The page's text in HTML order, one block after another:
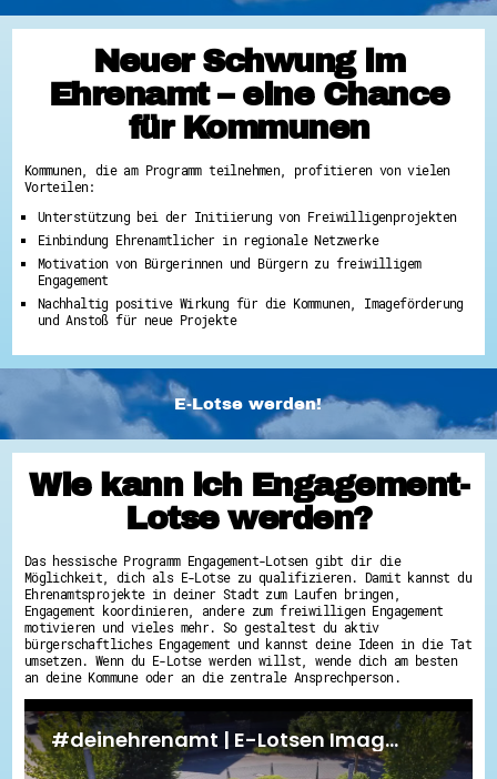
Neuer Schwung im
Ehrenamt – eine Chance
für Kommunen
Kommunen, die am Programm teilnehmen, profitieren von vielen
Vorteilen:
Unterstützung bei der Initiierung von Freiwilligenprojekten
Einbindung Ehrenamtlicher in regionale Netzwerke
Motivation von Bürgerinnen und Bürgern zu freiwilligem
Engagement
Nachhaltig positive Wirkung für die Kommunen, Imageförderung
und Anstoß für neue Projekte
E-Lotse werden!
Wie kann ich Engagement-
Lotse werden?
Das hessische Programm Engagement-Lotsen gibt dir die
Möglichkeit, dich als E-Lotse zu qualifizieren. Damit kannst du
Ehrenamtsprojekte in deiner Stadt zum Laufen bringen,
Engagement koordinieren, andere zum freiwilligen Engagement
motivieren und vieles mehr. So gestaltest du aktiv
bürgerschaftliches Engagement und kannst deine Ideen in die Tat
umsetzen. Wenn du E-Lotse werden willst, wende dich am besten
an deine Kommune oder an die zentrale Ansprechperson.